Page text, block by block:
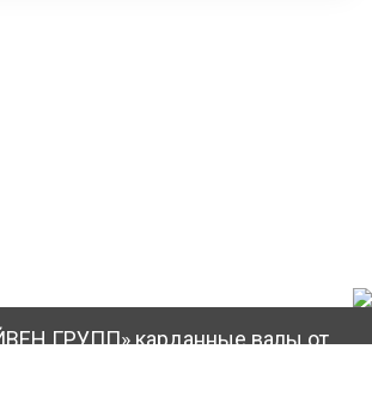
ГРУПП» карданные валы от